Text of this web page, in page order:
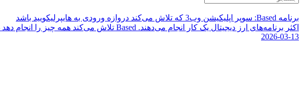
برنامه Based: سوپر اپلیکیشن وب3 که تلاش می‌کند دروازه ورودی به هایپرلیکویید باشد
اکثر برنامه‌های ارز دیجیتال یک کار انجام می‌دهند. Based تلاش می‌کند همه چیز را انجام دهد — و مبلغ 11.5 میلیون دلار از Pantera Capital نشان می‌دهد که این شرط جدی گرفته شده است.
2026-03-13